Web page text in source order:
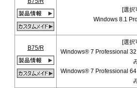
[選択
Windows 8.1
B75/R
[選択
Windows® 7 Professional
Windows® 7 Professional